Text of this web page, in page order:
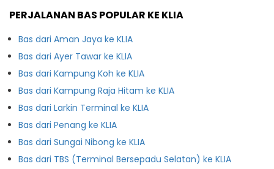
PERJALANAN BAS POPULAR KE KLIA
Bas dari Aman Jaya ke KLIA
Bas dari Ayer Tawar ke KLIA
Bas dari Kampung Koh ke KLIA
Bas dari Kampung Raja Hitam ke KLIA
Bas dari Larkin Terminal ke KLIA
Bas dari Penang ke KLIA
Bas dari Sungai Nibong ke KLIA
Bas dari TBS (Terminal Bersepadu Selatan) ke KLIA